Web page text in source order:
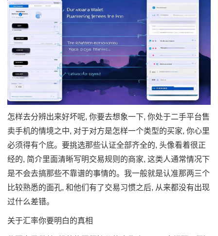
怎样去分辨出来好坏呢, 你要去想象一下, 你处于二手平台售
卖手机的情境之中, 对于对方是怎样一个类型的买家, 你心里
必须得有个底。要挑选那些认证全部齐全的, 头像看着很正
经的, 简介里面清晰写明交易规则的商家, 这类人通常情况下
是不会去搞那些不靠谱的事情的。我一般就是认准那两三个
比较熟悉的面孔, 和他们有了交易习惯之后, 从来都没有出现
过什么差错。
关于汇率你要明白的真相